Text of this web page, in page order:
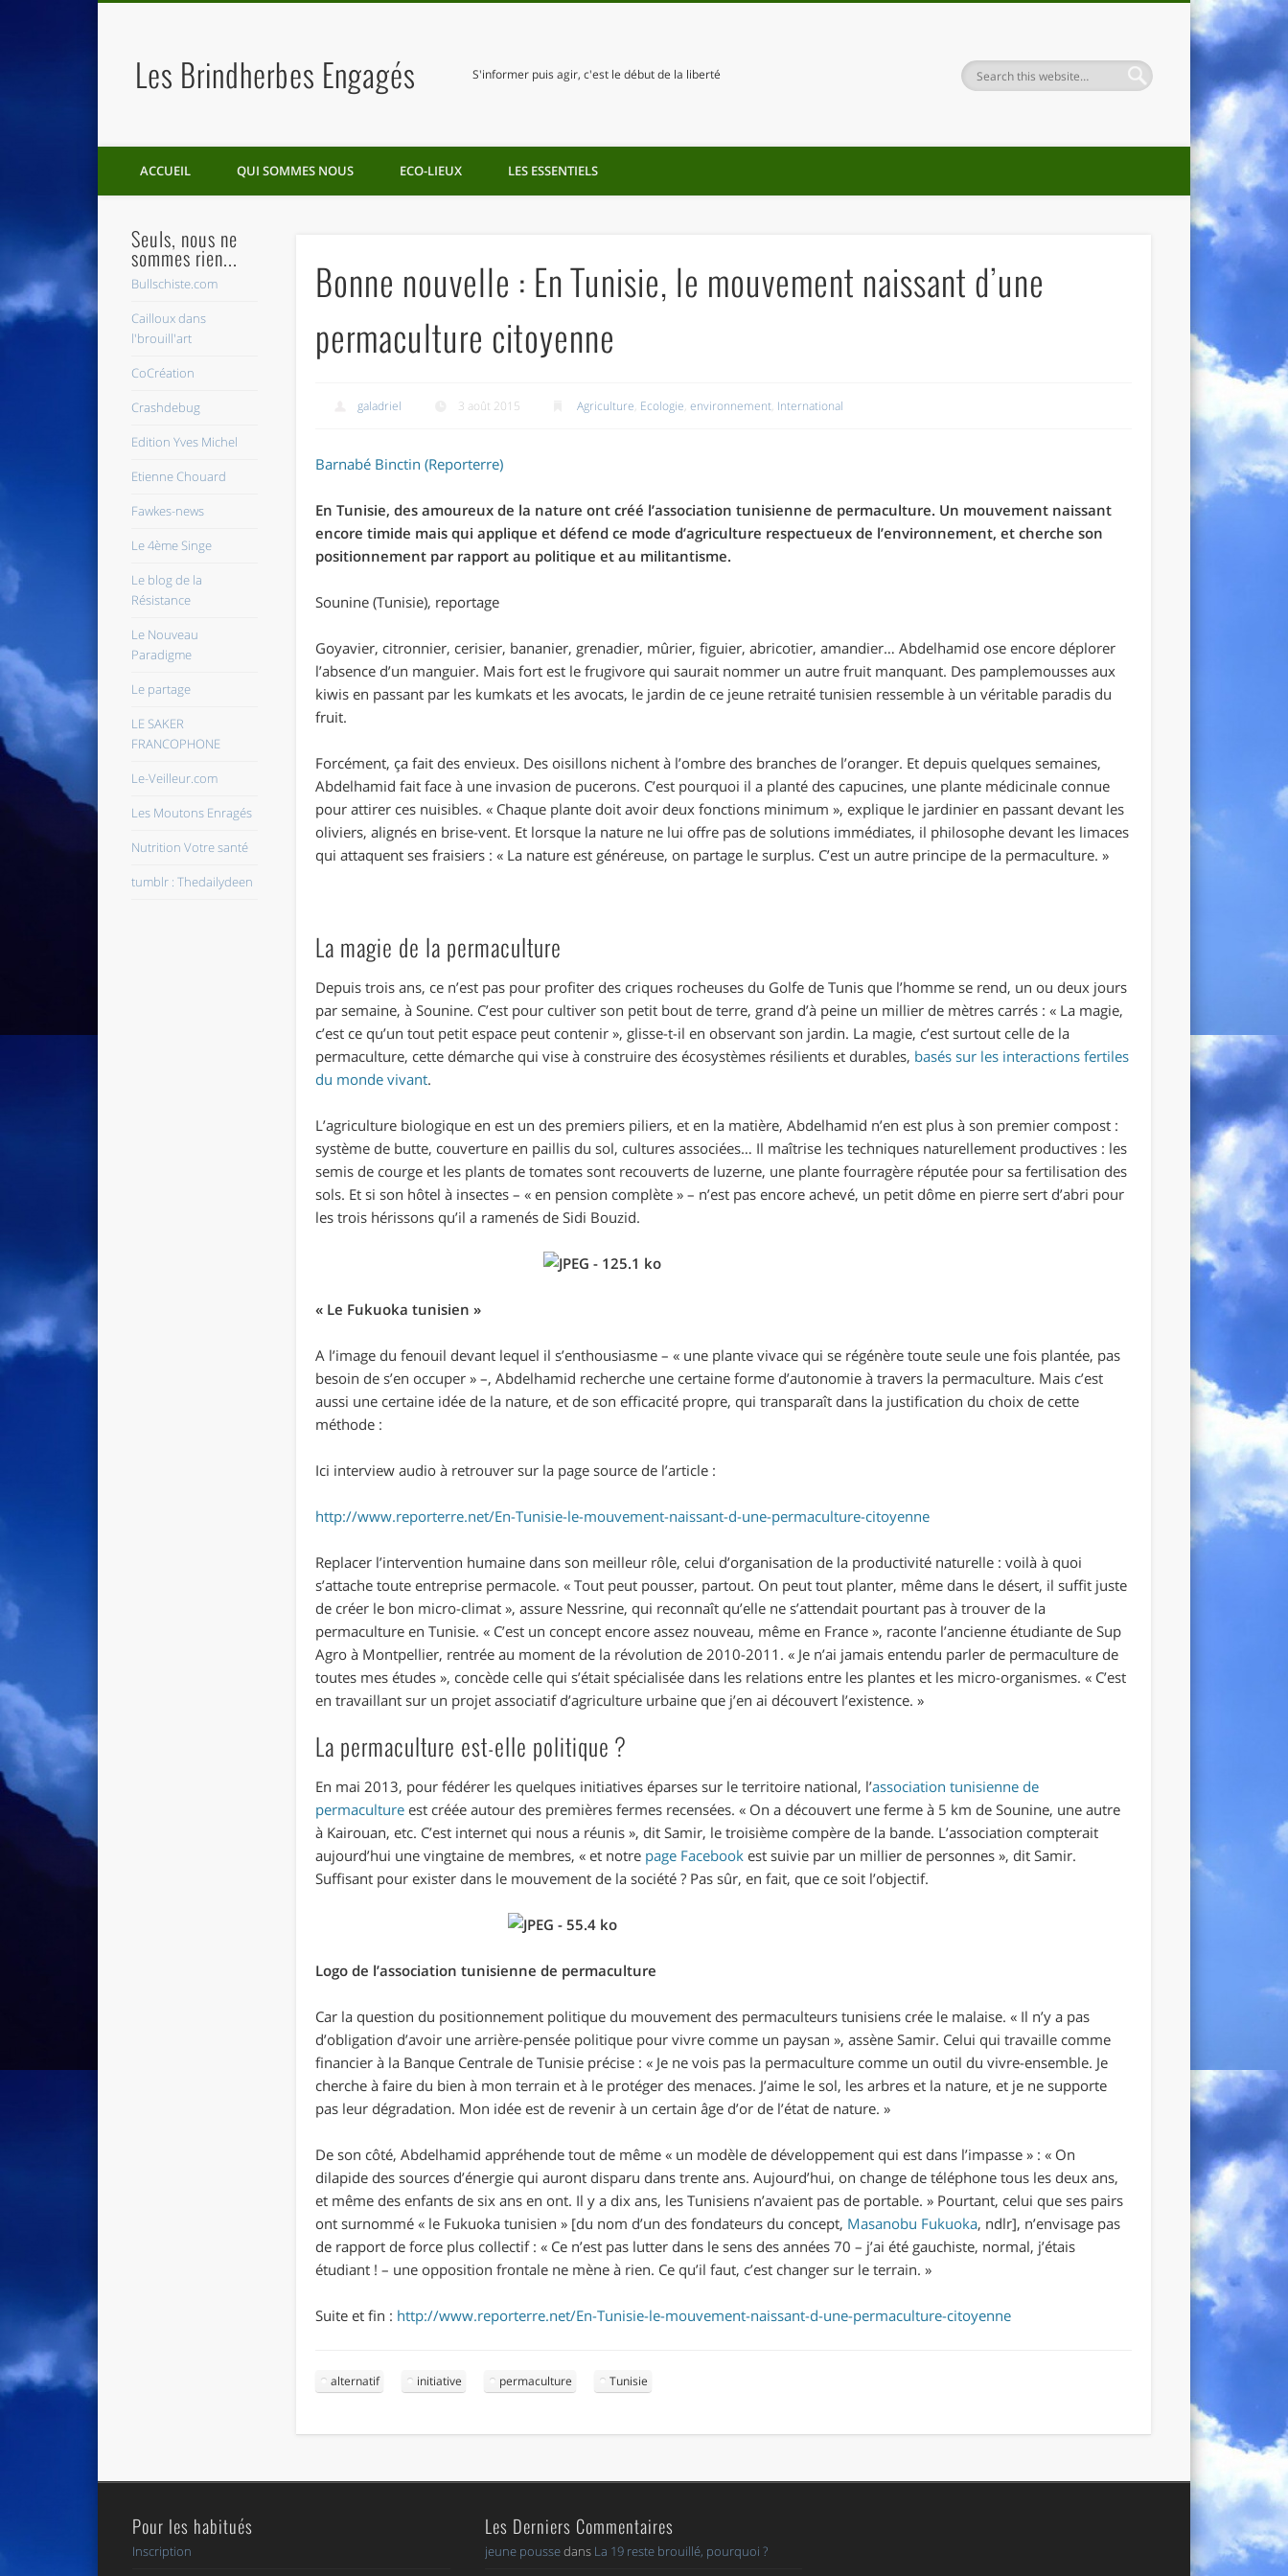
Les Brindherbes Engagés S'informer puis agir, c'est le début de la liberté
ACCUEIL QUI SOMMES NOUS ECO-LIEUX LES ESSENTIELS
Bonne nouvelle : En Tunisie, le mouvement naissant d’une
permaculture citoyenne
galadriel 3 août 2015 Agriculture, Ecologie,environnement, International
Barnabé Binctin (Reporterre)
En Tunisie, des amoureux de la nature ont créé l’association tunisienne de permaculture. Un mouvement naissant
encore timide mais qui applique et défend ce mode d’agriculture respectueux de l’environnement, et cherche son
positionnement par rapport au politique et au militantisme.
Sounine (Tunisie), reportage
Goyavier, citronnier, cerisier, bananier, grenadier, mûrier, figuier, abricotier, amandier… Abdelhamid ose encore déplorer
l’absence d’un manguier. Mais fort est le frugivore qui saurait nommer un autre fruit manquant. Des pamplemousses aux
kiwis en passant par les kumkats et les avocats, le jardin de ce jeune retraité tunisien ressemble à un véritable paradis du
fruit.
Forcément, ça fait des envieux. Des oisillons nichent à l’ombre des branches de l’oranger. Et depuis quelques semaines,
Abdelhamid fait face à une invasion de pucerons. C’est pourquoi il a planté des capucines, une plante médicinale connue
pour attirer ces nuisibles.« Chaque plante doit avoir deux fonctions minimum », explique le jardinier en passant devant les
oliviers, alignés en brise-vent. Et lorsque la nature ne lui offre pas de solutions immédiates, il philosophe devant les limaces
qui attaquent ses fraisiers :« La nature est généreuse, on partage le surplus. C’est un autre principe de la permaculture. »
La magie de la permaculture
Depuis trois ans, ce n’est pas pour profiter des criques rocheuses du Golfe de Tunis que l’homme se rend, un ou deux jours
par semaine, à Sounine. C’est pour cultiver son petit bout de terre, grand d’à peine un millier de mètres carrés :« La magie,
c’est ce qu’un tout petit espace peut contenir », glisse-t-il en observant son jardin. La magie, c’est surtout celle de la
permaculture, cette démarche qui vise à construire des écosystèmes résilients et durables, basés sur les interactions fertiles
du monde vivant.
L’agriculture biologique en est un des premiers piliers, et en la matière, Abdelhamid n’en est plus à son premier compost :
système de butte, couverture en paillis du sol, cultures associées… Il maîtrise les techniques naturellement productives : les
semis de courge et les plants de tomates sont recouverts de luzerne, une plante fourragère réputée pour sa fertilisation des
sols. Et si son hôtel à insectes –« en pension complète » – n’est pas encore achevé, un petit dôme en pierre sert d’abri pour
les trois hérissons qu’il a ramenés de Sidi Bouzid.
« Le Fukuoka tunisien »
A l’image du fenouil devant lequel il s’enthousiasme –« une plante vivace qui se régénère toute seule une fois plantée, pas
besoin de s’en occuper » –, Abdelhamid recherche une certaine forme d’autonomie à travers la permaculture. Mais c’est
aussi une certaine idée de la nature, et de son efficacité propre, qui transparaît dans la justification du choix de cette
méthode :
Ici interview audio à retrouver sur la page source de l’article :
http://www.reporterre.net/En-Tunisie-le-mouvement-naissant-d-une-permaculture-citoyenne
Replacer l’intervention humaine dans son meilleur rôle, celui d’organisation de la productivité naturelle : voilà à quoi
s’attache toute entreprise permacole.« Tout peut pousser, partout. On peut tout planter, même dans le désert, il suffit juste
de créer le bon micro-climat », assure Nessrine, qui reconnaît qu’elle ne s’attendait pourtant pas à trouver de la
permaculture en Tunisie.« C’est un concept encore assez nouveau, même en France », raconte l’ancienne étudiante de Sup
Agro à Montpellier, rentrée au moment de la révolution de 2010-2011.« Je n’ai jamais entendu parler de permaculture de
toutes mes études », concède celle qui s’était spécialisée dans les relations entre les plantes et les micro-organismes.« C’est
en travaillant sur un projet associatif d’agriculture urbaine que j’en ai découvert l’existence. »
La permaculture est-elle politique ?
En mai 2013, pour fédérer les quelques initiatives éparses sur le territoire national, l’association tunisienne de
permaculture est créée autour des premières fermes recensées.« On a découvert une ferme à 5 km de Sounine, une autre
à Kairouan, etc. C’est internet qui nous a réunis », dit Samir, le troisième compère de la bande. L’association compterait
aujourd’hui une vingtaine de membres,« et notre page Facebook est suivie par un millier de personnes », dit Samir.
Suffisant pour exister dans le mouvement de la société ? Pas sûr, en fait, que ce soit l’objectif.
Logo de l’association tunisienne de permaculture
Car la question du positionnement politique du mouvement des permaculteurs tunisiens crée le malaise.« Il n’y a pas
d’obligation d’avoir une arrière-pensée politique pour vivre comme un paysan », assène Samir. Celui qui travaille comme
financier à la Banque Centrale de Tunisie précise :« Je ne vois pas la permaculture comme un outil du vivre-ensemble. Je
cherche à faire du bien à mon terrain et à le protéger des menaces. J’aime le sol, les arbres et la nature, et je ne supporte
pas leur dégradation. Mon idée est de revenir à un certain âge d’or de l’état de nature. »
De son côté, Abdelhamid appréhende tout de même« un modèle de développement qui est dans l’impasse » : « On
dilapide des sources d’énergie qui auront disparu dans trente ans. Aujourd’hui, on change de téléphone tous les deux ans,
et même des enfants de six ans en ont. Il y a dix ans, les Tunisiens n’avaient pas de portable. » Pourtant, celui que ses pairs
ont surnommé« le Fukuoka tunisien » [du nom d’un des fondateurs du concept, Masanobu Fukuoka, ndlr], n’envisage pas
de rapport de force plus collectif :« Ce n’est pas lutter dans le sens des années 70 – j’ai été gauchiste, normal, j’étais
étudiant ! – une opposition frontale ne mène à rien. Ce qu’il faut, c’est changer sur le terrain. »
Suite et fin : http://www.reporterre.net/En-Tunisie-le-mouvement-naissant-d-une-permaculture-citoyenne
alternatif initiative permaculture Tunisie
Seuls, nous ne
sommes rien...
Bullschiste.com
Cailloux dans
l'brouill'art
CoCréation
Crashdebug
Edition Yves Michel
Etienne Chouard
Fawkes-news
Le 4ème Singe
Le blog de la
Résistance
Le Nouveau
Paradigme
Le partage
LE SAKER
FRANCOPHONE
Le-Veilleur.com
Les Moutons Enragés
Nutrition Votre santé
tumblr : Thedailydeen
Pour les habitués
Inscription
Les Derniers Commentaires
jeune poussedans La 19 reste brouillé, pourquoi ?